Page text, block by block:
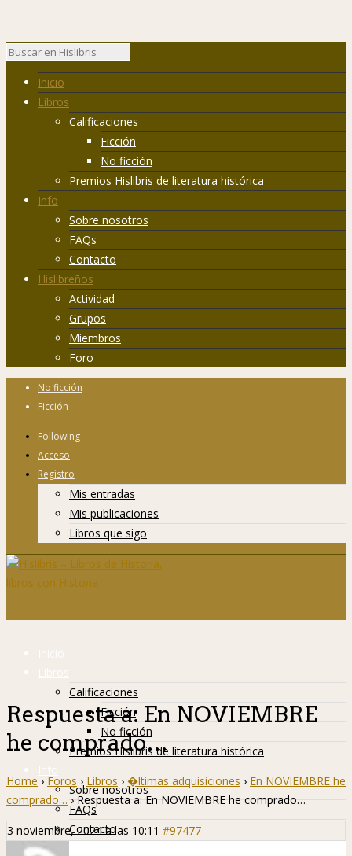
Inicio
Libros
Calificaciones
Ficción
No ficción
Premios Hislibris de literatura histórica
Info
Sobre nosotros
FAQs
Contacto
Hislibreños
Actividad
Grupos
Miembros
Foro
No ficción
Ficción
Following
Acceso
Registro
Mis entradas
Mis publicaciones
Libros que sigo
Inicio
Libros
Calificaciones
Ficción
No ficción
Premios Hislibris de literatura histórica
Info
Sobre nosotros
FAQs
Contacto
Hislibreños
Respuesta a: En NOVIEMBRE
he comprado…
Home › Foros › Libros › �ltimas adquisiciones › En NOVIEMBRE he
comprado… › Respuesta a: En NOVIEMBRE he comprado…
3 noviembre, 2024 a las 10:11 #97477